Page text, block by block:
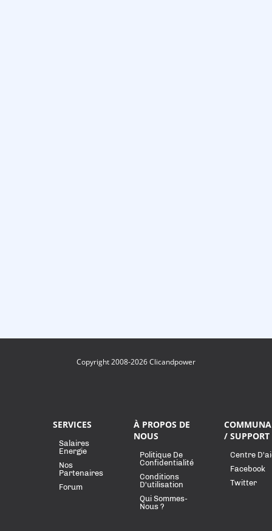
Copyright 2008-2026 Clicandpower
SERVICES
Salaires
Energie
Nos
Partenaires
Forum
À PROPOS DE
NOUS
Politique De
Confidentialité
Conditions
D'utilisation
Qui Sommes-
Nous ?
/ SUPPORT
Centre
Facebook
Twitter